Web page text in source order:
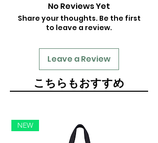
No Reviews Yet
Share your thoughts. Be the first
to leave a review.
Leave a Review
​こちらもおすすめ
NEW